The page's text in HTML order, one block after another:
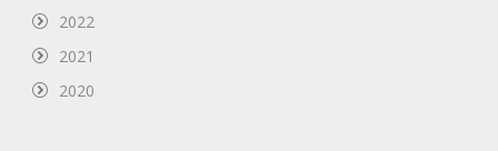
2022
2021
2020